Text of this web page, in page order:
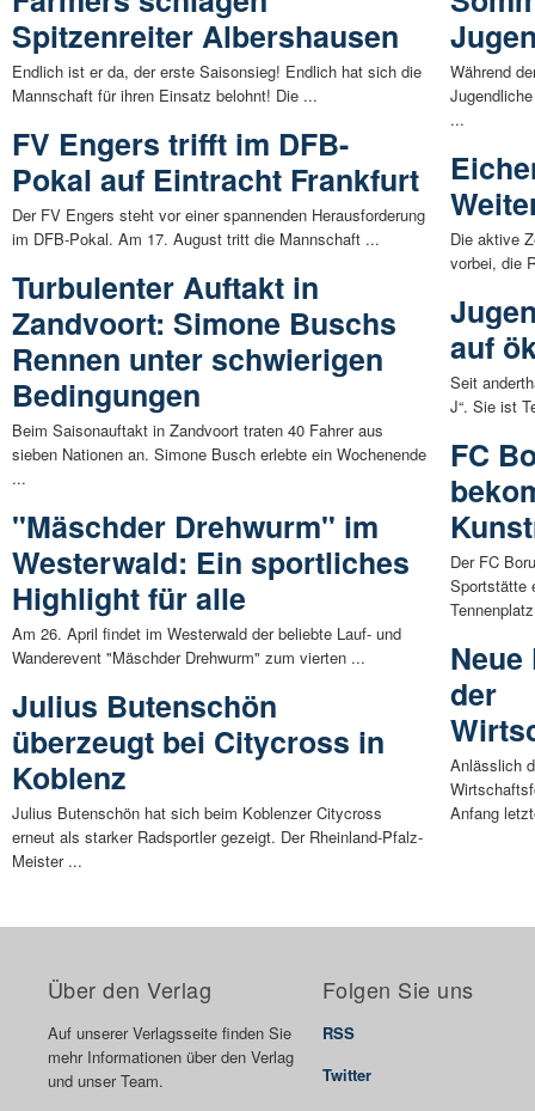
Spitzenreiter Albershausen
Endlich ist er da, der erste Saisonsieg! Endlich hat sich die
Mannschaft für ihren Einsatz belohnt! Die ...
FV Engers trifft im DFB-
Pokal auf Eintracht Frankfurt
Der FV Engers steht vor einer spannenden Herausforderung
im DFB-Pokal. Am 17. August tritt die Mannschaft ...
Turbulenter Auftakt in
Zandvoort: Simone Buschs
Rennen unter schwierigen
Bedingungen
Beim Saisonauftakt in Zandvoort traten 40 Fahrer aus
sieben Nationen an. Simone Busch erlebte ein Wochenende
...
"Mäschder Drehwurm" im
Westerwald: Ein sportliches
Highlight für alle
Am 26. April findet im Westerwald der beliebte Lauf- und
Wanderevent "Mäschder Drehwurm" zum vierten ...
Julius Butenschön
überzeugt bei Citycross in
Koblenz
Julius Butenschön hat sich beim Koblenzer Citycross
erneut als starker Radsportler gezeigt. Der Rheinland-Pfalz-
Meister ...
Während
...
Die aktive
vorbei, die
auf
Seit
J“. Sie ist
FC
Der FC
Sportstätte
der
Anlässlich
Anfang
Über den Verlag
Auf unserer Verlagsseite finden Sie
mehr Informationen über den Verlag
und unser Team.
Folgen Sie uns
RSS
Twitter